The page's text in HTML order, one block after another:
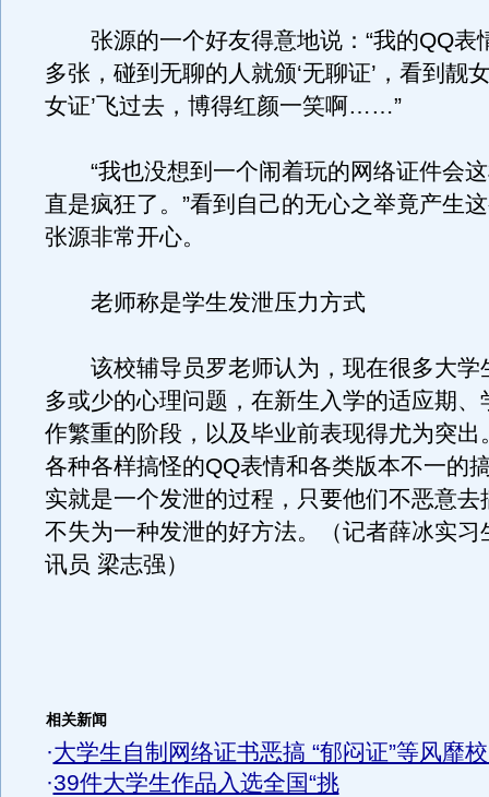
张源的一个好友得意地说：“我的QQ表
多张，碰到无聊的人就颁‘无聊证’，看到靓
女证’飞过去，博得红颜一笑啊……”
“我也没想到一个闹着玩的网络证件会这
直是疯狂了。”看到自己的无心之举竟产生
张源非常开心。
老师称是学生发泄压力方式
该校辅导员罗老师认为，现在很多大学
多或少的心理问题，在新生入学的适应期、
作繁重的阶段，以及毕业前表现得尤为突出
各种各样搞怪的QQ表情和各类版本不一的
实就是一个发泄的过程，只要他们不恶意去
不失为一种发泄的好方法。（记者薛冰实习
讯员 梁志强）
相关新闻
·大学生自制网络证书恶搞 “郁闷证”等风靡
·39件大学生作品入选全国“挑